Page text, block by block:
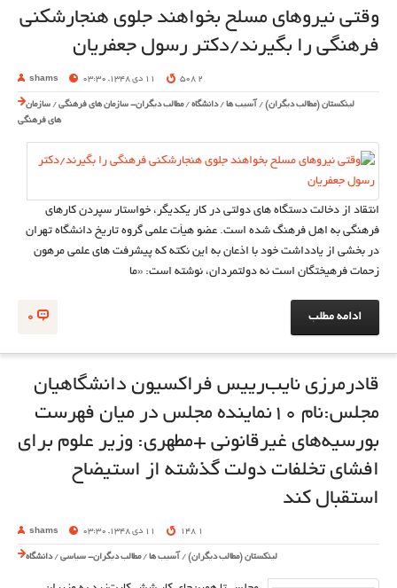
وقتی نیروهای مسلح بخواهند جلوی هنجارشکنی
فرهنگی را بگیرند/دکتر رسول جعفریان
shams 11 دی 1348, 03:30 2 508
لینکستان (مطالب دیگران) / آسیب ها /دانشگاه /مطالب دیگران- سازمان های فرهنگی / سازمان
های فرهنگی
انتقاد از دخالت دستگاه های دولتی در کار یکدیگر، خواستار سپردن کارهای
فرهنگی به اهل فرهنگ شده است. عضو هیأت علمی گروه تاریخ دانشگاه تهران
در بخشی از یادداشت خود با اذعان به این نکته که پیشرفت های علمی مرهون
زحمات فرهیختگان است نه دولتمردان، نوشته است: «ما
0 ادامه مطلب
قادرمرزی نایب‌رییس فراکسیون دانشگاهیان
مجلس:نام 10نماینده مجلس در میان فهرست
بورسیه‌های غیرقانونی +مطهری: وزیر علوم برای
افشای تخلفات دولت گذشته از استیضاح
استقبال كند
shams 11 دی 1348, 03:30 1 148
لینکستان (مطالب دیگران) / آسیب ها /مطالب دیگران- سیاسی /دانشگاه